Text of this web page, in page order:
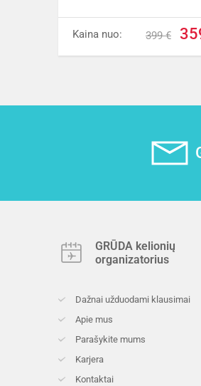
Kaina nuo: 399 €
GRŪDA kelionių
organizatorius
Dažnai užduodami klausimai
Apie mus
Parašykite mums
Karjera
Kontaktai